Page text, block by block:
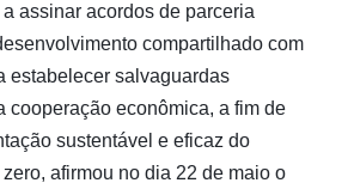
assinar acordos de parceria
compartilhado com
estabelecer salvaguardas
cooperação econômica, a fim de
sustentável e eficaz do
afirmou no dia 22 de maio o